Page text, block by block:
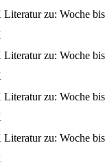
Literatur zu: Woche
Literatur zu: Woche
Literatur zu: Woche
Literatur zu: Woche